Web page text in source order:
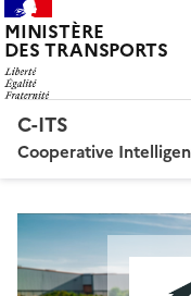
MINISTÈRE
DES TRANSPORTS
C-ITS
Cooperative